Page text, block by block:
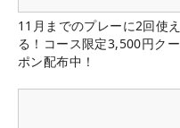
11月までのプレーに2回使え
る！コース限定3,500円クー
ポン配布中！